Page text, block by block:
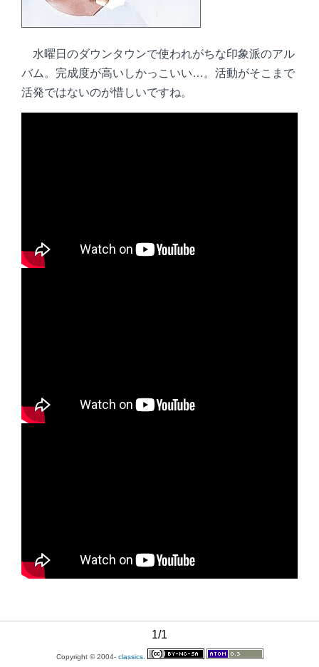
水曜日のダウンタウンで使われがちな印象派のアル
バム。完成度が高いしかっこいい…。活動がそこまで
活発ではないのが惜しいですね。
1/1
Copyright © 2004- classics.